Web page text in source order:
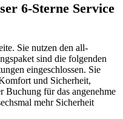
6-Sterne Service
Sie nutzen den all-
sind die folgenden
eingeschlossen. Sie
und Sicherheit,
Buchung für das angenehme
mehr Sicherheit